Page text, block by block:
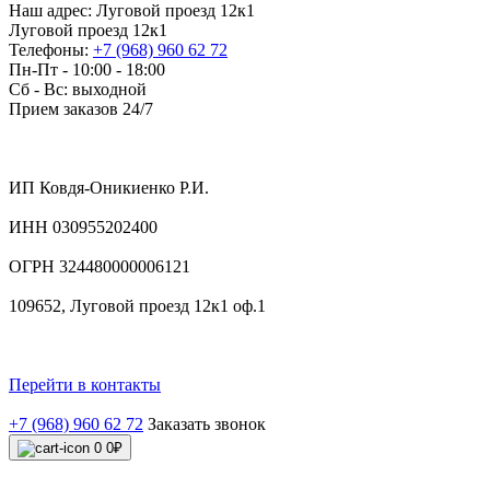
Наш адрес: Луговой проезд 12к1
Луговой проезд 12к1
Телефоны: +7 (968) 960 62 72
Пн-Пт - 10:00 - 18:00
Сб - Вс: выходной
Прием заказов 24/7
ИП Ковдя-Оникиенко Р.И.
ИНН 030955202400
ОГРН 324480000006121
109652, Луговой проезд 12к1 оф.1
Перейти в контакты
+7 (968) 960 62 72 Заказать звонок
0 0₽